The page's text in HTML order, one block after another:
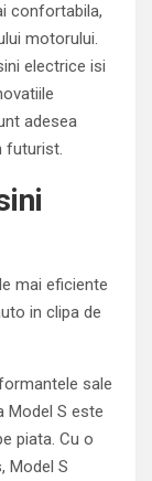
confortabila,
motorului.
electrice isi
adesea
futurist.
mai eficiente
in clipa de
sale
Model S este
piata. Cu o
Model S